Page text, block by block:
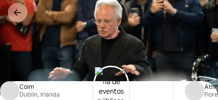
Ir
al
contenido
Colm
Dublín, Irlanda